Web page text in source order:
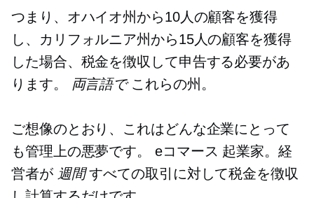
つまり、オハイオ州から10人の顧客を獲得
し、カリフォルニア州から15人の顧客を獲得
した場合、税金を徴収して申告する必要があ
ります。
両言語で これらの州。
ご想像のとおり、これはどんな企業にとって
も管理上の悪夢です。 eコマース 起業家。経
営者が 週間すべての取引に対して税金を徴収